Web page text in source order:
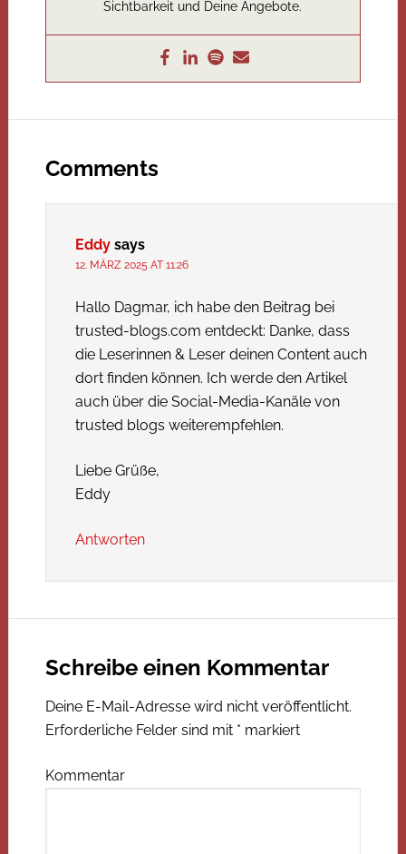
Sichtbarkeit und Deine Angebote.
Comments
Eddy says
12. MÄRZ 2025 AT 11:26
Hallo Dagmar, ich habe den Beitrag bei
trusted-blogs.com entdeckt: Danke, dass
die Leserinnen & Leser deinen Content auch
dort finden können. Ich werde den Artikel
auch über die Social-Media-Kanäle von
trusted blogs weiterempfehlen.
Liebe Grüße,
Eddy
Antworten
Schreibe einen Kommentar
Deine E-Mail-Adresse wird nicht veröffentlicht.
Erforderliche Felder sind mit * markiert
Kommentar